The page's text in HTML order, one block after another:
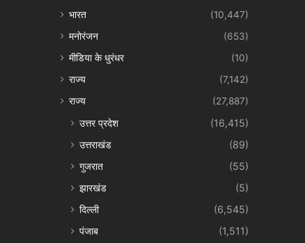
भारत
(10,447)
मनोरंजन
(653)
मीडिया के धुरंधर
(10)
राज्य
(7,142)
राज्य
(27,887)
उत्तर प्रदेश
(16,415)
उत्तराखंड
(89)
गुजरात
(55)
झारखंड
(5)
दिल्ली
(6,545)
पंजाब
(1,511)